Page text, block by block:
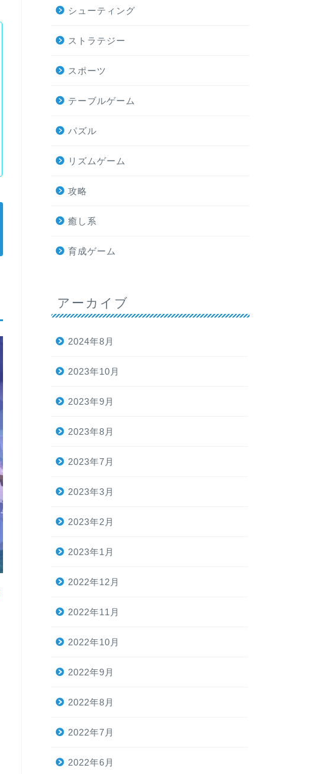
シューティング
ストラテジー
スポーツ
テーブルゲーム
パズル
リズムゲーム
攻略
癒し系
育成ゲーム
アーカイブ
2024年8月
2023年10月
2023年9月
2023年8月
2023年7月
2023年3月
2023年2月
2023年1月
2022年12月
2022年11月
2022年10月
2022年9月
2022年8月
2022年7月
2022年6月